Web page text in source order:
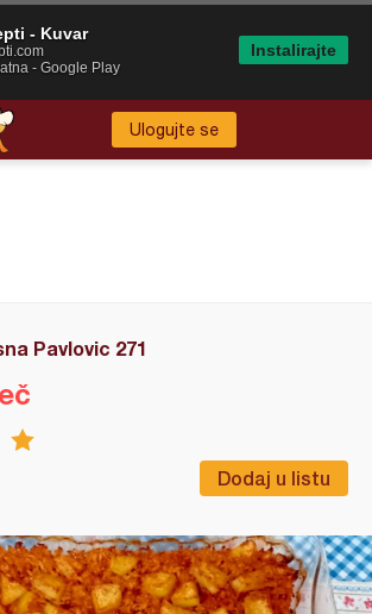
Ulogujte se
Pavlovic 271
Dodaj u listu
- Kuvar
- Google Play
Instalirajte